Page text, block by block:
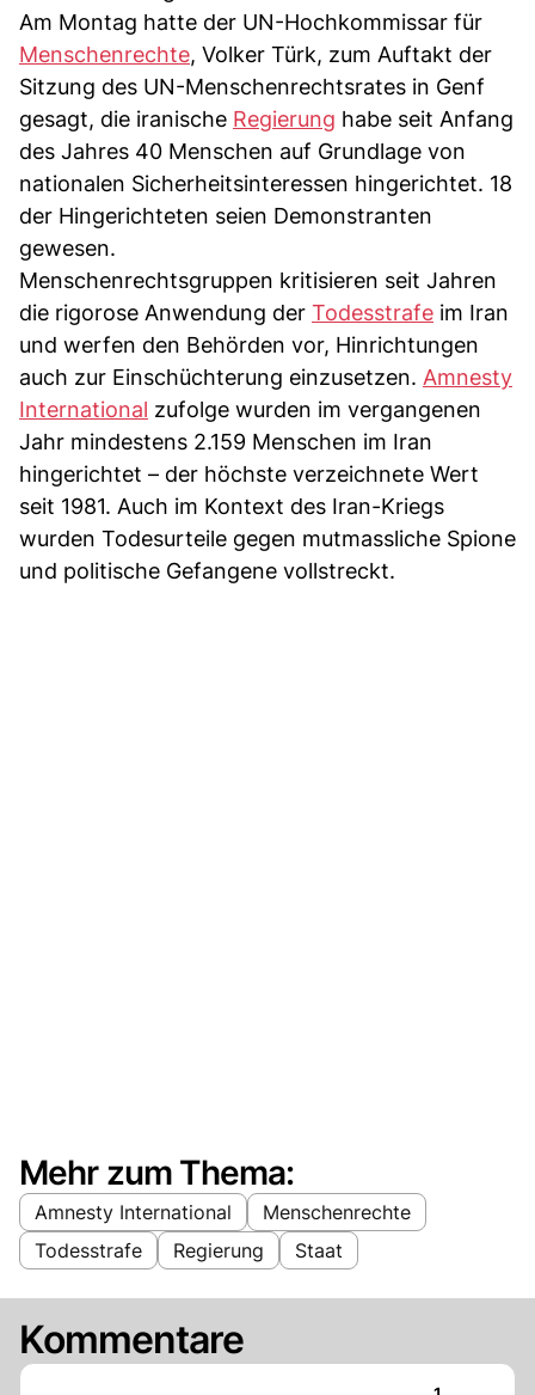
Am Montag hatte der UN-Hochkommissar für
Menschenrechte, Volker Türk, zum Auftakt der
Sitzung des UN-Menschenrechtsrates in Genf
gesagt, die iranische Regierung habe seit Anfang
des Jahres 40 Menschen auf Grundlage von
nationalen Sicherheitsinteressen hingerichtet. 18
der Hingerichteten seien Demonstranten
gewesen.
Menschenrechtsgruppen kritisieren seit Jahren
die rigorose Anwendung der Todesstrafe im Iran
und werfen den Behörden vor, Hinrichtungen
auch zur Einschüchterung einzusetzen. Amnesty
International zufolge wurden im vergangenen
Jahr mindestens 2.159 Menschen im Iran
hingerichtet – der höchste verzeichnete Wert
seit 1981. Auch im Kontext des Iran-Kriegs
wurden Todesurteile gegen mutmassliche Spione
und politische Gefangene vollstreckt.
Mehr zum Thema:
Amnesty International
Menschenrechte
Todesstrafe
Regierung Staat
Kommentare